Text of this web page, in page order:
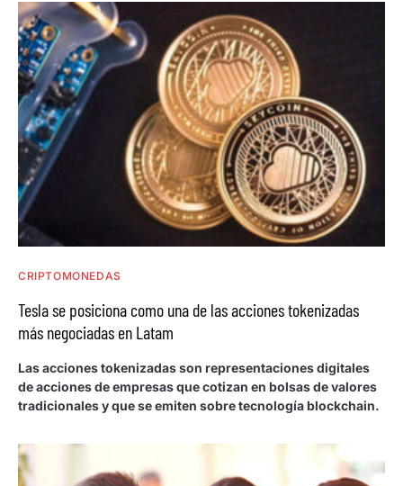
CRIPTOMONEDAS
Tesla se posiciona como una de las acciones tokenizadas
más negociadas en Latam
Las acciones tokenizadas son representaciones digitales
de acciones de empresas que cotizan en bolsas de valores
tradicionales y que se emiten sobre tecnología blockchain.